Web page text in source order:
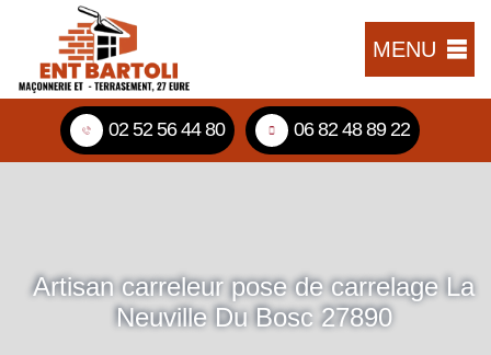
MENU
02 52 56 44 80 06 82 48 89 22
Artisan carreleur pose de carrelage La
Neuville Du Bosc 27890